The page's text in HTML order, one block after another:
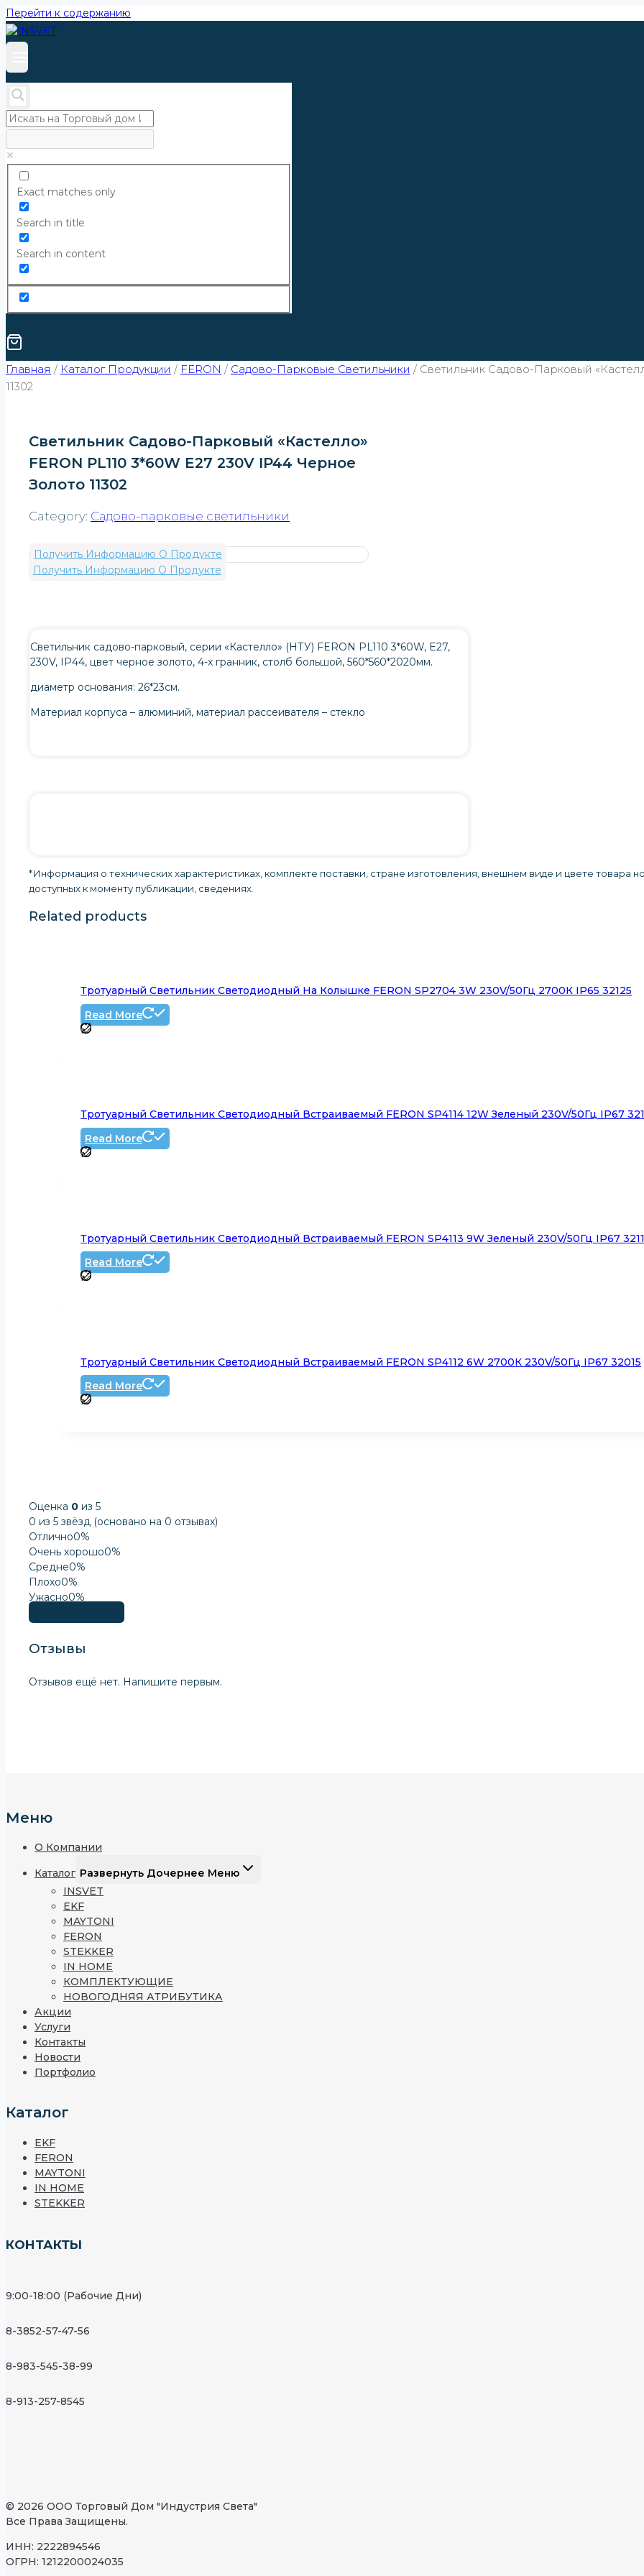
Перейти к содержанию
Exact matches only
Search in title
Search in content
Главная / Каталог Продукции / FERON / Садово-Парковые Светильники / Светильник Садово-Парковый
11302
Светильник Садово-Парковый «Кастелло»
FERON PL110 3*60W E27 230V IP44 Черное
Золото 11302
Category: Садово-парковые светильники
Получить Информацию О Продукте
Получить Информацию О Продукте
Светильник садово-парковый, серии «Кастелло» (НТУ) FERON PL110 3*60W, E27,
230V, IP44, цвет черное золото, 4-х гранник, столб большой, 560*560*2020мм.
диаметр основания: 26*23см.
Материал корпуса – алюминий, материал рассеивателя – стекло
*Информация о технических характеристиках, комплекте поставки, стране изготовления, внешнем виде и цвете товара
доступных к моменту публикации, сведениях.
Related products
Тротуарный Светильник Светодиодный На Колышке FERON SP2704 3W 230V/50Гц 2700К IP65 32125
Read More
Тротуарный Светильник Светодиодный Встраиваемый FERON SP4114 12W Зеленый 230V/50Гц IP67
Read More
Тротуарный Светильник Светодиодный Встраиваемый FERON SP4113 9W Зеленый 230V/50Гц IP67
Read More
Тротуарный Светильник Светодиодный Встраиваемый FERON SP4112 6W 2700К 230V/50Гц IP67 32015
Read More
Оценка 0 из 5
0 из 5 звёзд (основано на 0 отзывах)
Отлично0%
Очень хорошо0%
Средне0%
Плохо0%
Ужасно0%
Отзывы
Отзывов ещё нет. Напишите первым.
Меню
О Компании
Каталог Развернуть Дочернее Меню
INSVET
EKF
MAYTONI
FERON
STEKKER
IN HOME
КОМПЛЕКТУЮЩИЕ
НОВОГОДНЯЯ АТРИБУТИКА
Акции
Услуги
Контакты
Новости
Портфолио
Каталог
EKF
FERON
MAYTONI
IN HOME
STEKKER
КОНТАКТЫ
9:00-18:00 (Рабочие Дни)
8-3852-57-47-56
8-983-545-38-99
8-913-257-8545
© 2026 ООО Торговый Дом "Индустрия Света"
Все Права Защищены.
ИНН: 2222894546
ОГРН: 1212200024035